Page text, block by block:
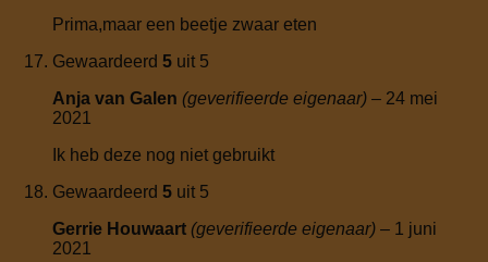
Prima,maar een beetje zwaar eten
Gewaardeerd 5 uit 5
Anja van Galen (geverifieerde eigenaar) – 24 mei
2021
Ik heb deze nog niet gebruikt
Gewaardeerd 5 uit 5
Gerrie Houwaart (geverifieerde eigenaar) – 1 juni
2021